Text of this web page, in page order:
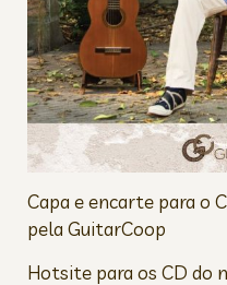
Capa e encarte para o
pela GuitarCoop
Hotsite para os CD do